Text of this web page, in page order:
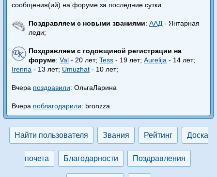
сообщения(ий) на форуме за последние сутки.
Поздравляем с новыми званиями: ААД- Янтарная
леди;
Поздравляем с годовщиной регистрации на
форуме: Val - 20 лет; Tess - 19 лет; Aurelija - 14 лет;
Irenna - 13 лет; Umuzhat - 10 лет;
Вчера поздравили: ОльгаЛарина
Вчера поблагодарили: bronzza
Найти пользователя Звания Рейтинг Доска
почета Благодарности Поздравления